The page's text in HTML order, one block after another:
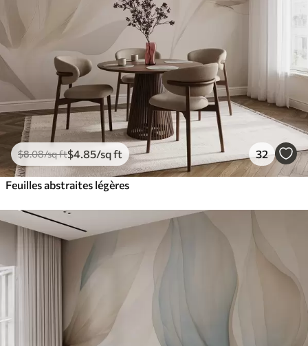
$8.08/sq ft$4 .85/sq ft 32
Feuilles abstraites légères